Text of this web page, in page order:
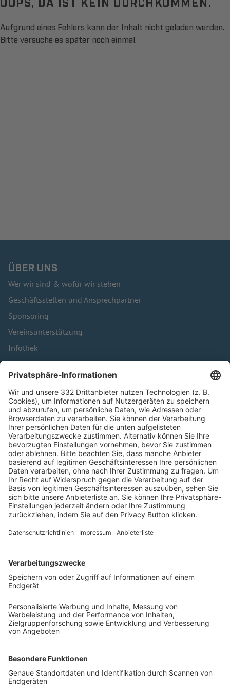
Aufgrund eines Fehlers kann der Inhalt nicht geladen werden.
Bitte versuche es später noch einmal.
ÜBER UNS
Wer wir sind & wofür wir stehen
Geschäftsstellen und Ansprechpartner
Sponsoring
Vereinsunterstützung
Infothek
Kontakt
HÄUFIG BESUCHTE SEITEN
Pässe und Vereinswechsel
Trainerausbildung
Schulungsangebot Vereinsmitarbeiter
BFV-Geschäftsstellen
Trainerbörse
Login SpielPlus
FOLGE DEM BFV
TOP-VEREINE
TOP-PARTNER